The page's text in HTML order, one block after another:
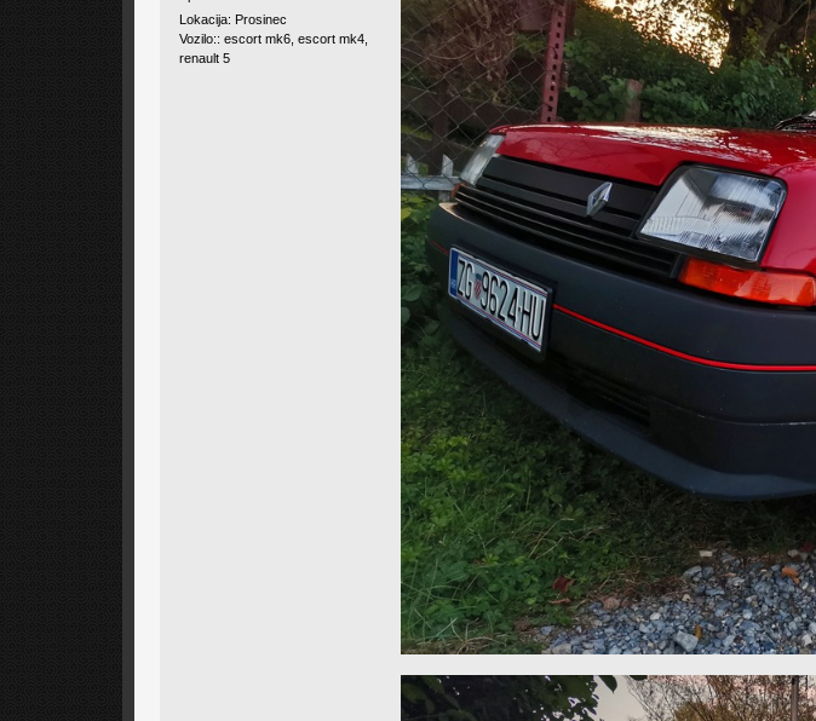
Lokacija: Prosinec
Vozilo:: escort mk6, escort mk4,
renault 5